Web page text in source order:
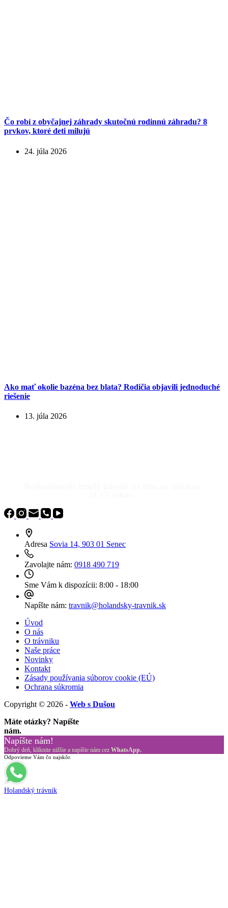
Čo robí z obyčajnej záhrady skutočnú rodinnú záhradu? 8
prvkov, ktoré deti milujú
24. júla 2026
Ako mať okolie bazéna bez blata? Rodičia objavili jednoduché
riešenie
13. júla 2026
Adresa Sovia 14, 903 01 Senec
Zavolajte nám: 0918 490 719
Sme Vám k dispozícii: 8:00 - 18:00
Napíšte nám: travnik@holandsky-travnik.sk
Úvod
O nás
O trávniku
Naše práce
Novinky
Kontakt
Zásady používania súborov cookie (EÚ)
Ochrana súkromia
Copyright © 2026 - Web s Dušou
Máte otázky? Napíšte
nám.
Napíšte nám!
Dobrý deň, kliknite nižšie a napíšte nám cez WhatsApp.
Odpovieme Vám čo najskôr.
Holandský trávnik